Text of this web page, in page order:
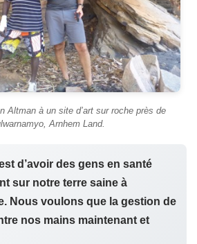
Altman à un site d’art sur roche près de
Arnhem Land.
d’avoir des gens en santé
sur notre terre saine à
Nous voulons que la gestion de
nos mains maintenant et